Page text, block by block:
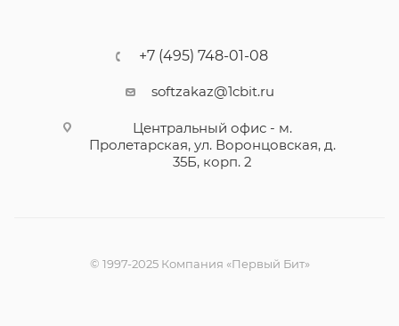
+7 (495) 748-01-08
softzakaz@1cbit.ru
Центральный офис - м.
Пролетарская, ул. Воронцовская, д.
35Б, корп. 2
© 1997-2025 Компания «Первый Бит»